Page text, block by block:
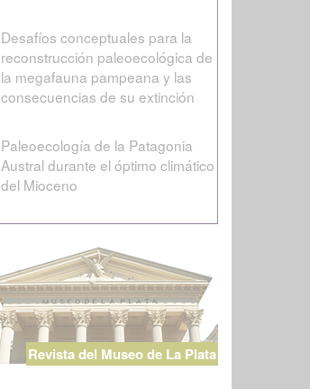
Desafíos conceptuales para la
reconstrucción paleoecológica de
la megafauna pampeana y las
consecuencias de su extinción
Paleoecología de la Patagonia
Austral durante el óptimo climático
del Mioceno
Revista del Museo de La Plata